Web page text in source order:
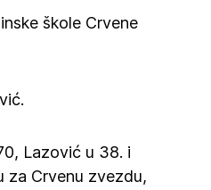
škole Crvene
Lazović u 38. i
za Crvenu zvezdu,